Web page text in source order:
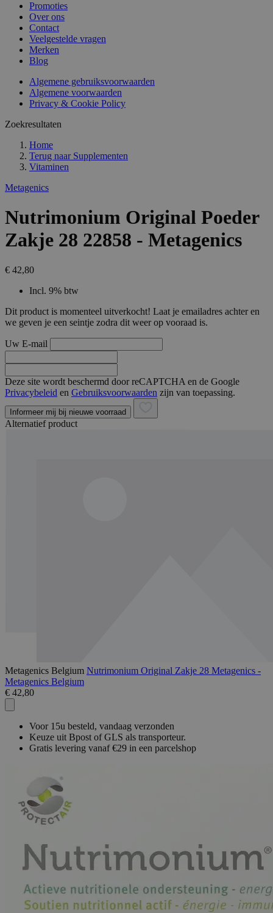
Promoties
Over ons
Contact
Veelgestelde vragen
Merken
Blog
Algemene gebruiksvoorwaarden
Algemene voorwaarden
Privacy & Cookie Policy
Zoekresultaten
Home
Terug naar Supplementen
Vitaminen
Metagenics
Nutrimonium Original Poeder
Zakje 28 22858 - Metagenics
€ 42,80
Incl. 9% btw
Dit product is momenteel uitverkocht! Laat je emailadres achter en
we geven je een seintje zodra dit weer op vooraad is.
Uw E-mail
Deze site wordt beschermd door reCAPTCHA en de Google
Privacybeleid en Gebruiksvoorwaarden zijn van toepassing.
Informeer mij bij nieuwe voorraad
Alternatief product
Metagenics Belgium Nutrimonium Original Zakje 28 Metagenics -
Metagenics Belgium
€ 42,80
Voor 15u besteld, vandaag verzonden
Keuze uit Bpost of GLS als transporteur.
Gratis levering vanaf €29 in een parcelshop